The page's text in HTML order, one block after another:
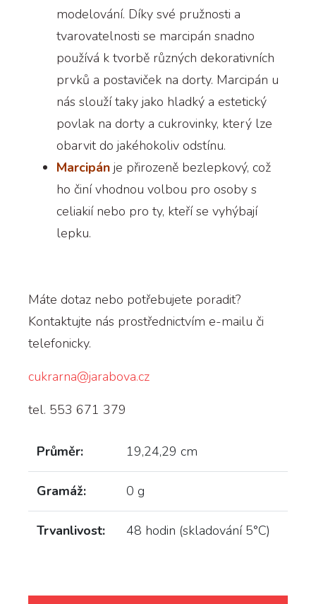
modelování. Díky své pružnosti a
tvarovatelnosti se marcipán snadno
používá k tvorbě různých dekorativních
prvků a postaviček na dorty. Marcipán u
nás slouží taky jako hladký a estetický
povlak na dorty a cukrovinky, který lze
obarvit do jakéhokoliv odstínu.
Marcipán je přirozeně bezlepkový, což
ho činí vhodnou volbou pro osoby s
celiakií nebo pro ty, kteří se vyhýbají
lepku.
Máte dotaz nebo potřebujete poradit?
Kontaktujte nás prostřednictvím e-mailu či
telefonicky.
cukrarna@jarabova.cz
tel. 553 671 379
Průměr: 19,24,29 cm
Gramáž: 0 g
Trvanlivost: 48 hodin (skladování 5°C)